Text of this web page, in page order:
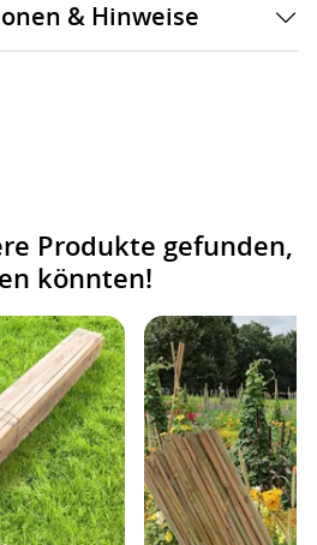
& Hinweise
Produkte gefunden,
könnten!